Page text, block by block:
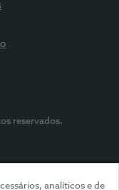
analíticos e de
reservados.